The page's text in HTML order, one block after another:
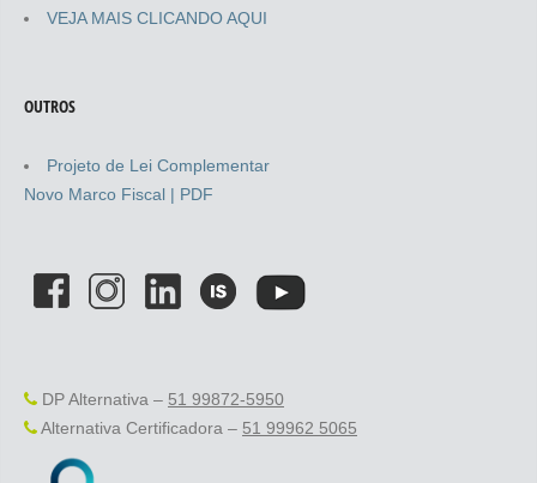
VEJA MAIS CLICANDO AQUI
OUTROS
Projeto de Lei Complementar
Novo Marco Fiscal | PDF
DP Alternativa – 51 99872-5950
Alternativa Certificadora – 51 99962 5065